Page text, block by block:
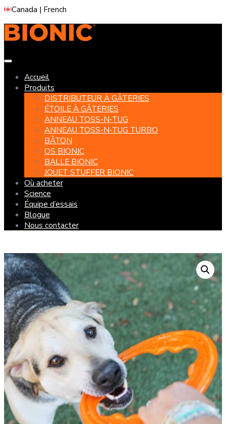
Skip
content
Canada | French
Accueil
Produits
DISTRIBUTEUR À GÂTERIES
ÉTOILE À GÂTERIES
ANNEAU TOSS-N-TUG
ANNEAU TOSS-N-TUG TURBO
BÂTON
OS BIONIC
BALLE BIONIC
JOUET STUFFER BIONIC
Où acheter
Science
Équipe d’essais
Blogue
Nous contacter